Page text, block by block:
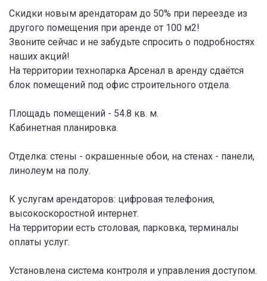
Скидки новым арендаторам до 50% при переезде из
другого помещения при аренде от 100 м2!
Звоните сейчас и не забудьте спросить о подробностях
наших акций!
На территории технопарка Арсенал в аренду сдаётся
блок помещений под офис строительного отдела.
Площадь помещений - 54.8 кв. м.
Кабинетная планировка.
Отделка: стены - окрашенные обои, на стенах - панели,
линолеум на полу.
К услугам арендаторов: цифровая телефония,
высокоскоростной интернет.
На территории есть столовая, парковка, терминалы
оплаты услуг.
Установлена система контроля и управления доступом.